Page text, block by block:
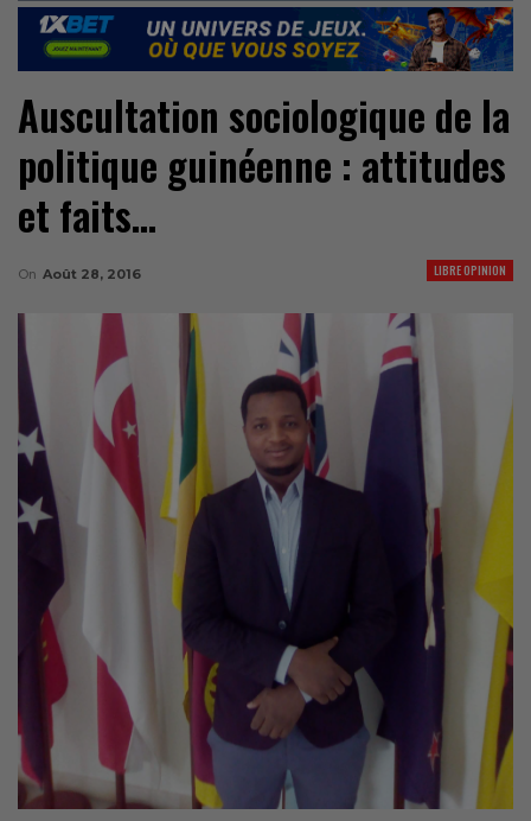
Auscultation sociologique de la
politique guinéenne : attitudes
et faits…
LIBRE OPINION
On Août 28, 2016